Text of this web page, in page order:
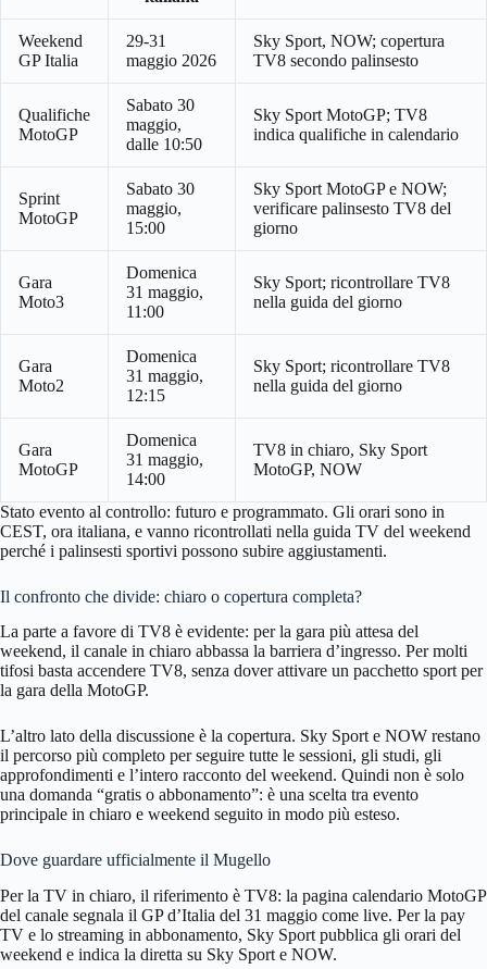
Weekend
GP Italia
29-31
maggio 2026
Sky Sport, NOW; copertura
TV8 secondo palinsesto
Qualifiche
MotoGP
Sabato 30
maggio,
dalle 10:50
Sky Sport MotoGP; TV8
indica qualifiche in calendario
Sprint
MotoGP
Sabato 30
maggio,
15:00
Sky Sport MotoGP e NOW;
verificare palinsesto TV8 del
giorno
Gara
Moto3
Domenica
31 maggio,
11:00
Sky Sport; ricontrollare TV8
nella guida del giorno
Gara
Moto2
Domenica
31 maggio,
12:15
Sky Sport; ricontrollare TV8
nella guida del giorno
Gara
MotoGP
Domenica
31 maggio,
14:00
TV8 in chiaro, Sky Sport
MotoGP, NOW
Stato evento al controllo: futuro e programmato. Gli orari sono in
CEST, ora italiana, e vanno ricontrollati nella guida TV del weekend
perché i palinsesti sportivi possono subire aggiustamenti.
Il confronto che divide: chiaro o copertura completa?
La parte a favore di TV8 è evidente: per la gara più attesa del
weekend, il canale in chiaro abbassa la barriera d’ingresso. Per molti
tifosi basta accendere TV8, senza dover attivare un pacchetto sport per
la gara della MotoGP.
L’altro lato della discussione è la copertura. Sky Sport e NOW restano
il percorso più completo per seguire tutte le sessioni, gli studi, gli
approfondimenti e l’intero racconto del weekend. Quindi non è solo
una domanda “gratis o abbonamento”: è una scelta tra evento
principale in chiaro e weekend seguito in modo più esteso.
Dove guardare ufficialmente il Mugello
Per la TV in chiaro, il riferimento è TV8: la pagina calendario MotoGP
del canale segnala il GP d’Italia del 31 maggio come live. Per la pay
TV e lo streaming in abbonamento, Sky Sport pubblica gli orari del
weekend e indica la diretta su Sky Sport e NOW.